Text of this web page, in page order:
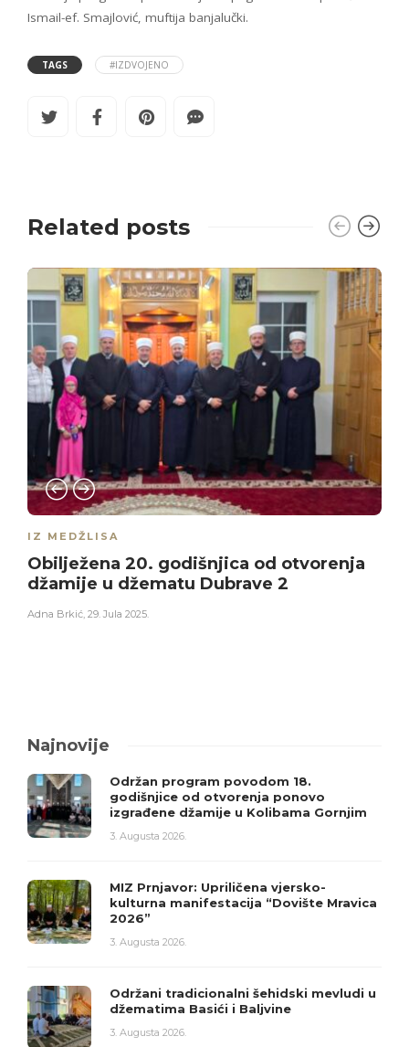
Ismail-ef. Smajlović, muftija banjalučki.
TAGS #IZDVOJENO
Related posts
IZ MEDŽLISA
Obilježena 20. godišnjica od otvorenja
džamije u džematu Dubrave 2
Adna Brkić, 29. Jula 2025.
Najnovije
Održan program povodom 18.
godišnjice od otvorenja ponovo
izgrađene džamije u Kolibama Gornjim
3. Augusta 2026.
MIZ Prnjavor: Upriličena vjersko-
kulturna manifestacija “Dovište Mravica
2026”
3. Augusta 2026.
Održani tradicionalni šehidski mevludi u
džematima Basići i Baljvine
3. Augusta 2026.